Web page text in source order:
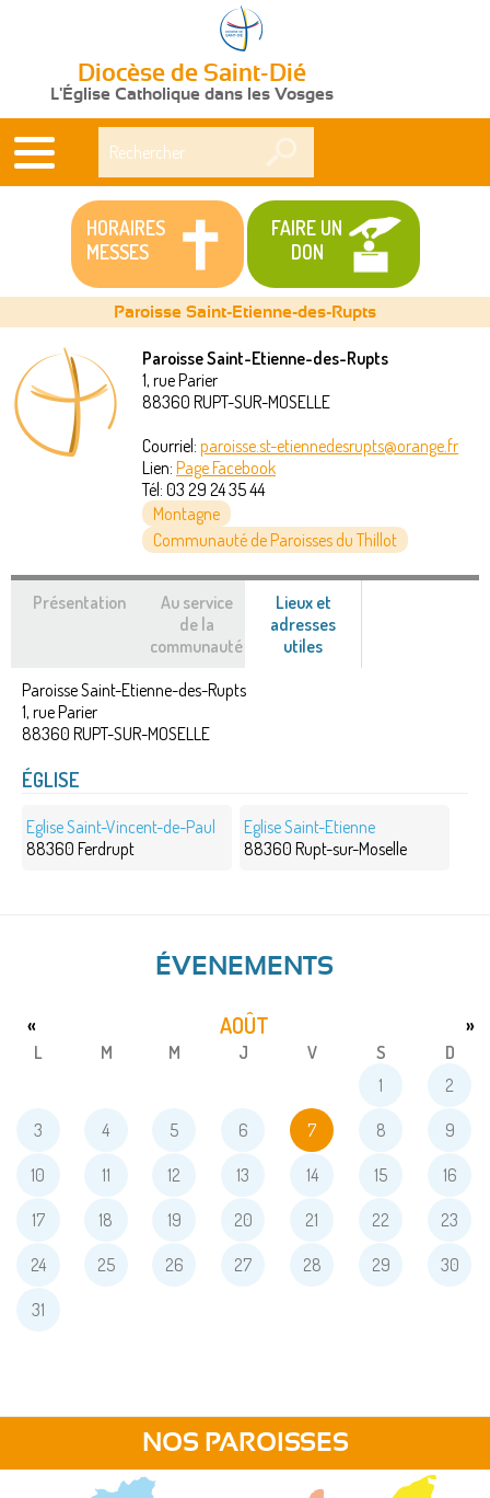
Diocèse de Saint-Dié
L'Église Catholique dans les Vosges
HORAIRES
MESSES
FAIRE UN
DON
Vous
êtes
Paroisse Saint-Etienne-des-Rupts
Paroisse Saint-Etienne-des-Rupts
1, rue Parier
88360 RUPT-SUR-MOSELLE
Courriel: paroisse.st-etiennedesrupts@orange.fr
Lien: Page Facebook
Tél: 03 29 24 35 44
Montagne
Communauté de Paroisses du Thillot
Présentation
Au service
de la
communauté
Lieux et
adresses
utiles
actif)
Paroisse Saint-Etienne-des-Rupts
1, rue Parier
88360 RUPT-SUR-MOSELLE
ÉGLISE
Eglise Saint-Vincent-de-Paul
88360 Ferdrupt
Eglise Saint-Etienne
88360 Rupt-sur-Moselle
ÉVENEMENTS
AOÛT
« »
L M M J V S
D
1
2
3 4 5 6 7 8 9
10 11 12 13 14 15 16
17 18 19 20 21 22 23
24 25 26 27 28 29 30
31
NOS PAROISSES